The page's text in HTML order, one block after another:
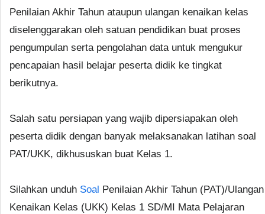
Penilaian Akhir Tahun ataupun ulangan kenaikan kelas
diselenggarakan oleh satuan pendidikan buat proses
pengumpulan serta pengolahan data untuk mengukur
pencapaian hasil belajar peserta didik ke tingkat
berikutnya.
Salah satu persiapan yang wajib dipersiapakan oleh
peserta didik dengan banyak melaksanakan latihan soal
PAT/UKK, dikhususkan buat Kelas 1.
Silahkan unduh Soal Penilaian Akhir Tahun (PAT)/Ulangan
Kenaikan Kelas (UKK) Kelas 1 SD/MI Mata Pelajaran